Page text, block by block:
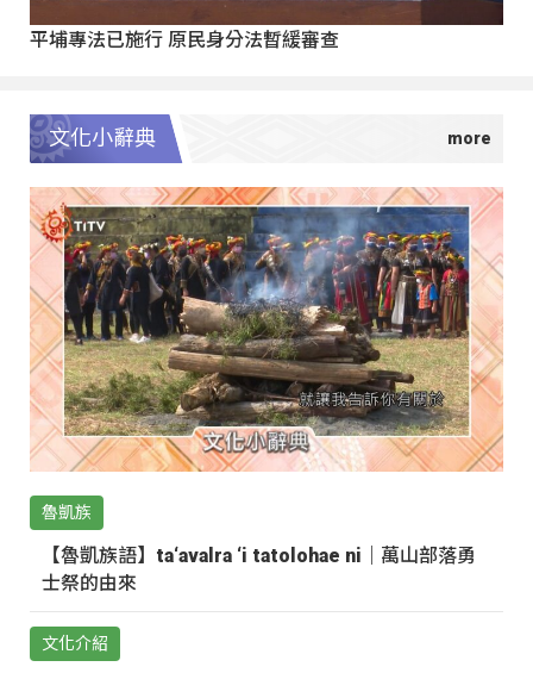
平埔專法已施行 原民身分法暫緩審查
文化小辭典
魯凱族
【魯凱族語】ta‘avalra ‘i tatolohae ni｜萬山部落勇
士祭的由來
文化介紹